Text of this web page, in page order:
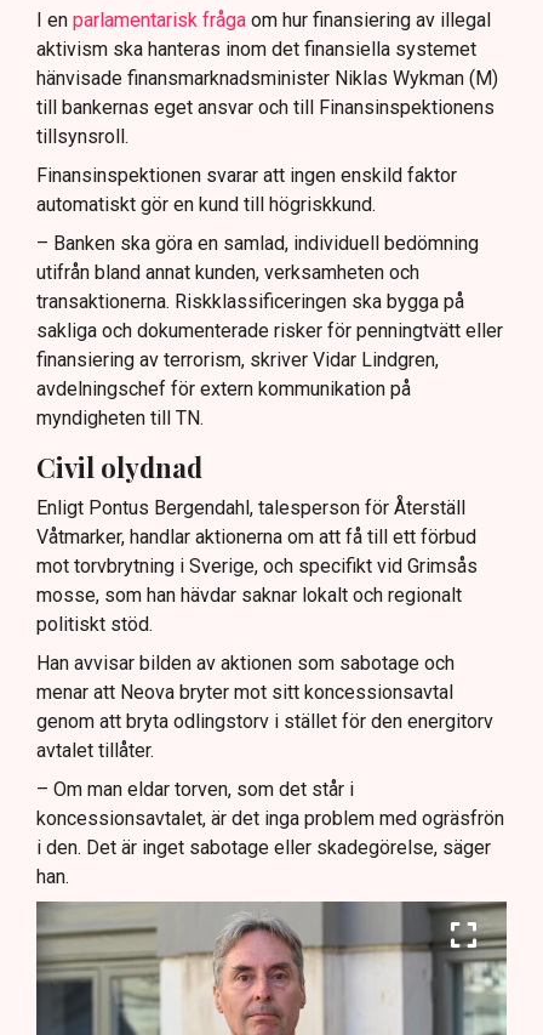
I en parlamentarisk fråga om hur finansiering av illegal
aktivism ska hanteras inom det finansiella systemet
hänvisade finansmarknadsminister Niklas Wykman (M)
till bankernas eget ansvar och till Finansinspektionens
tillsynsroll.
Finansinspektionen svarar att ingen enskild faktor
automatiskt gör en kund till högriskkund.
– Banken ska göra en samlad, individuell bedömning
utifrån bland annat kunden, verksamheten och
transaktionerna. Riskklassificeringen ska bygga på
sakliga och dokumenterade risker för penningtvätt eller
finansiering av terrorism, skriver Vidar Lindgren,
avdelningschef för extern kommunikation på
myndigheten till TN.
Civil olydnad
Enligt Pontus Bergendahl, talesperson för Återställ
Våtmarker, handlar aktionerna om att få till ett förbud
mot torvbrytning i Sverige, och specifikt vid Grimsås
mosse, som han hävdar saknar lokalt och regionalt
politiskt stöd.
Han avvisar bilden av aktionen som sabotage och
menar att Neova bryter mot sitt koncessionsavtal
genom att bryta odlingstorv i stället för den energitorv
avtalet tillåter.
– Om man eldar torven, som det står i
koncessionsavtalet, är det inga problem med ogräsfrön
i den. Det är inget sabotage eller skadegörelse, säger
han.